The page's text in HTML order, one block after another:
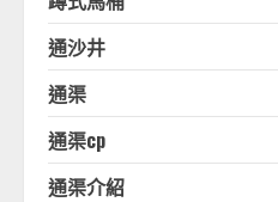
通沙井
通渠
通渠cp
通渠介紹